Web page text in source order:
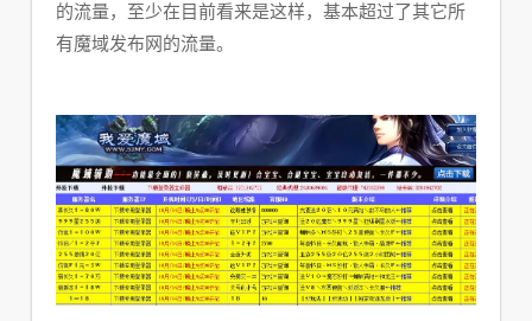
的流量，至少在目前看来是这样，基本超过了其它所
有魔域发布网的流量。